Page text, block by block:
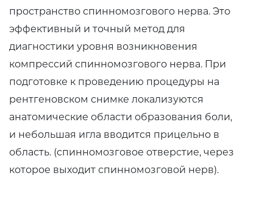
пространство спинномозгового нерва. Это
эффективный и точный метод для
диагностики уровня возникновения
компрессий спинномозгового нерва. При
подготовке к проведению процедуры на
рентгеновском снимке локализуются
анатомические области образования боли,
и небольшая игла вводится прицельно в
область. (спинномозговое отверстие, через
которое выходит спинномозговой нерв).